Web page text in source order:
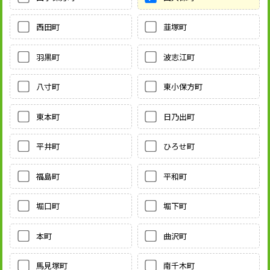
西田町 韮塚町
羽黒町 波志江町
八寸町 東小保方町
東本町 日乃出町
平井町 ひろせ町
福島町 平和町
堀口町 堀下町
本町 曲沢町
馬見塚町 南千木町